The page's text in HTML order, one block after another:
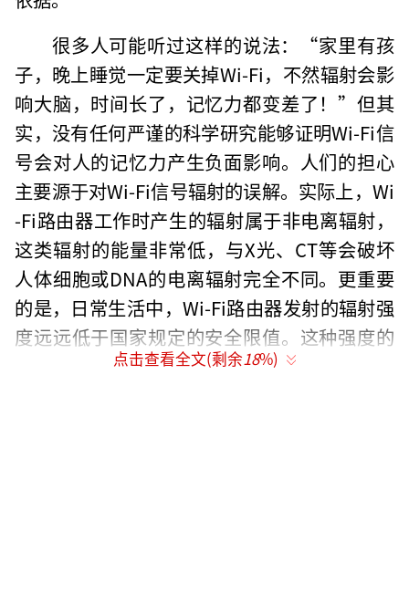
很多人可能听过这样的说法：“家里有孩
子，晚上睡觉一定要关掉Wi-Fi，不然辐射会影
响大脑，时间长了，记忆力都变差了！”但其
实，没有任何严谨的科学研究能够证明Wi-Fi信
号会对人的记忆力产生负面影响。人们的担心
主要源于对Wi-Fi信号辐射的误解。实际上，Wi
-Fi路由器工作时产生的辐射属于非电离辐射，
这类辐射的能量非常低，与X光、CT等会破坏
人体细胞或DNA的电离辐射完全不同。更重要
的是，日常生活中，Wi-Fi路由器发射的辐射强
度远远低于国家规定的安全限值。这种强度的
非电离辐射对人体的影响微乎其微。
点击查看全文(剩余18%)